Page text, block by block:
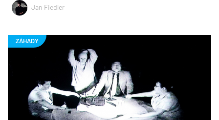
Jan Fiedler